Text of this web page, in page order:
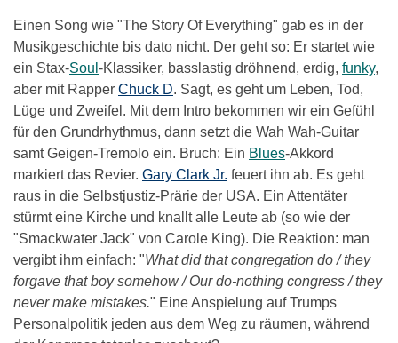
Einen Song wie "The Story Of Everything" gab es in der
Musikgeschichte bis dato nicht. Der geht so: Er startet wie
ein Stax-Soul -Klassiker, basslastig dröhnend, erdig, funky,
aber mit Rapper Chuck D. Sagt, es geht um Leben, Tod,
Lüge und Zweifel. Mit dem Intro bekommen wir ein Gefühl
für den Grundrhythmus, dann setzt die Wah Wah-Guitar
samt Geigen-Tremolo ein. Bruch: Ein Blues-Akkord
markiert das Revier. Gary Clark Jr. feuert ihn ab. Es geht
raus in die Selbstjustiz-Prärie der USA. Ein Attentäter
stürmt eine Kirche und knallt alle Leute ab (so wie der
"Smackwater Jack" von Carole King). Die Reaktion: man
vergibt ihm einfach: "What did that congregation do / they
forgave that boy somehow / Our do-nothing congress / they
never make mistakes." Eine Anspielung auf Trumps
Personalpolitik jeden aus dem Weg zu räumen, während